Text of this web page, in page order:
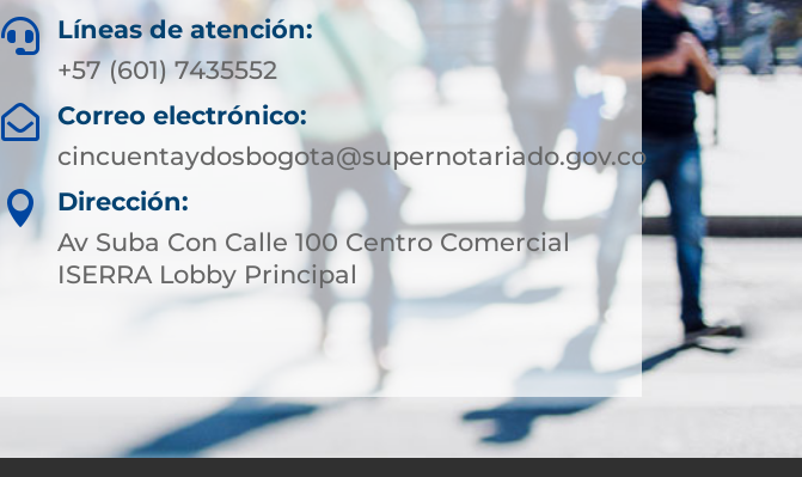

Líneas de atención:
+57 (601) 7435552

Correo electrónico:
cincuentaydosbogota@supernotariado.gov.co

Dirección:
Av Suba Con Calle 100 Centro Comercial
ISERRA Lobby Principal